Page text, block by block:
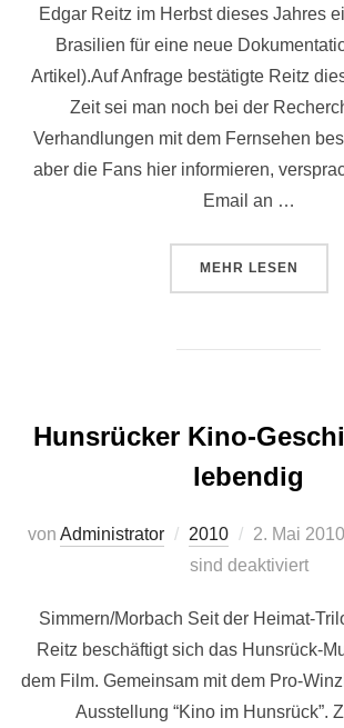
Edgar Reitz im Herbst dieses Jahres
Brasilien für eine neue
Artikel).Auf Anfrage bestätigte Reitz
Zeit sei man noch bei der
Verhandlungen mit dem Fernsehen
aber die Fans hier informieren,
Email an …
MEHR ÜBER
LESEN
Hunsrücker Kino-
lebendig
von Administrator 2010
Veröffentlicht
am
2. Mai 2010
sind deaktiviert
Simmern/Morbach Seit der Heimat-
Reitz beschäftigt sich das Hunsrück-
dem Film. Gemeinsam mit dem Pro-
Ausstellung “Kino im Hunsrück”.